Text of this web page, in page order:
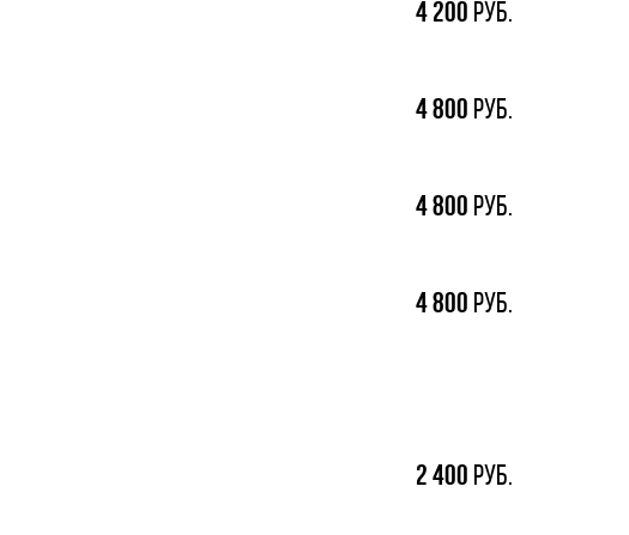
4200 руб.
4800 руб.
4800 руб.
4800 руб.
2400 руб.